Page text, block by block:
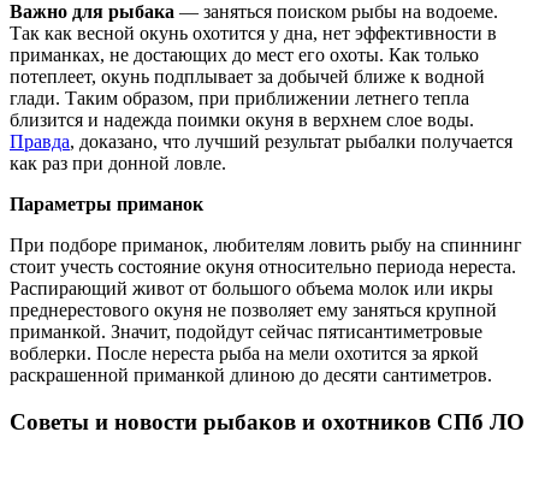
Важно для рыбака — заняться поиском рыбы на водоеме.
Так как весной окунь охотится у дна, нет эффективности в
приманках, не достающих до мест его охоты. Как только
потеплеет, окунь подплывает за добычей ближе к водной
глади. Таким образом, при приближении летнего тепла
близится и надежда поимки окуня в верхнем слое воды.
Правда, доказано, что лучший результат рыбалки получается
как раз при донной ловле.
Параметры приманок
При подборе приманок, любителям ловить рыбу на спиннинг
стоит учесть состояние окуня относительно периода нереста.
Распирающий живот от большого объема молок или икры
преднерестового окуня не позволяет ему заняться крупной
приманкой. Значит, подойдут сейчас пятисантиметровые
воблерки. После нереста рыба на мели охотится за яркой
раскрашенной приманкой длиною до десяти сантиметров.
Советы и новости рыбаков и охотников СПб ЛО